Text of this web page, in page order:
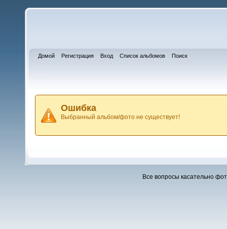
Домой Регистрация Вход Список альбомов Поиск
Ошибка
Выбранный альбом/фото не существует!
Все вопросы касательно